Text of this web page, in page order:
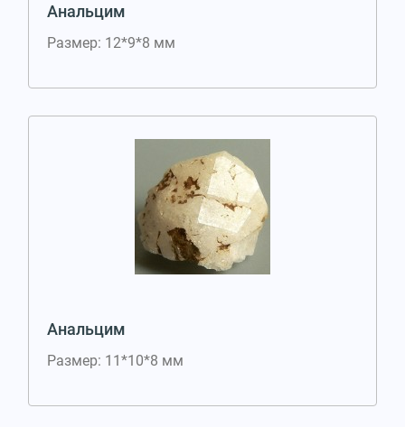
Анальцим
Размер: 12*9*8 мм
Анальцим
Размер: 11*10*8 мм